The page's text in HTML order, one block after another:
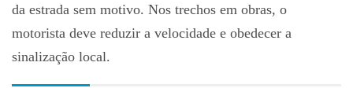
da estrada sem motivo. Nos trechos em obras, o
motorista deve reduzir a velocidade e obedecer a
sinalização local.